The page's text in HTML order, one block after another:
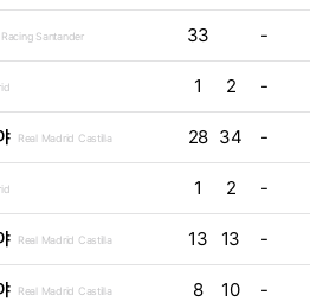
Racing Santander 33 -
1 2 -
Real Madrid Castilla 28 34 -
1 2 -
Real Madrid Castilla 13 13 -
Real Madrid Castilla 8 10 -